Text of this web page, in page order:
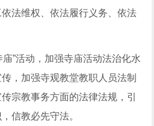
法维权、依法履行义务、依法
”活动，加强寺庙活动法治化水
，加强寺观教堂教职人员法制
宗教事务方面的法律法规，引
信教必先守法。